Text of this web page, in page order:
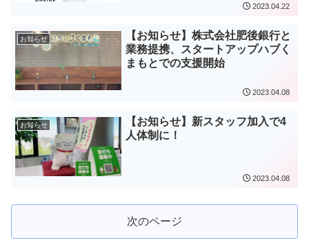
2023.04.22
お知らせ
【お知らせ】株式会社肥後銀行と
業務提携、スタートアップハブく
まもとでの支援開始
2023.04.08
お知らせ
【お知らせ】新スタッフ加入で4
人体制に！
2023.04.08
次のページ